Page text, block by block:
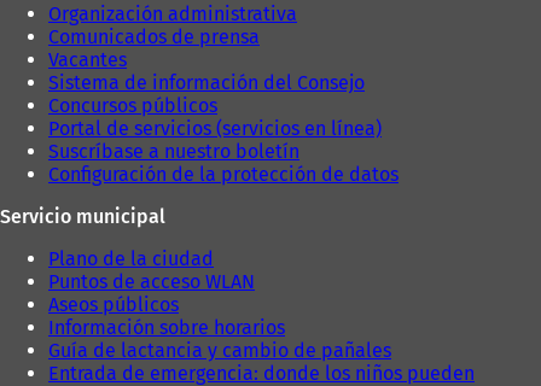
Organización administrativa
Comunicados de prensa
Vacantes
Sistema de información del Consejo
Concursos públicos
Portal de servicios (servicios en línea)
Suscríbase a nuestro boletín
Configuración de la protección de datos
Servicio municipal
Plano de la ciudad
Puntos de acceso WLAN
Aseos públicos
Información sobre horarios
Guía de lactancia y cambio de pañales
Entrada de emergencia: donde los niños pueden